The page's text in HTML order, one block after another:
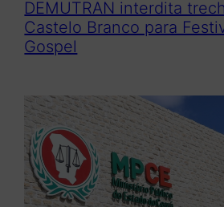
DEMUTRAN interdita
Castelo Branco para
Gospel